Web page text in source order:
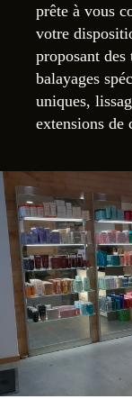
prête à vous
votre
proposant
balayages
uniques,
extensions de